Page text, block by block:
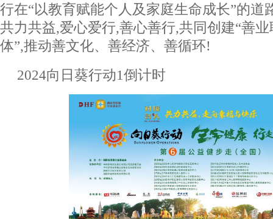
行在“以教育赋能个人及家庭生命成长”的道
共力共益,爱心爱行,善心善行,共同创建“善
体”,推动善文化、善经济、善循环!
2024向日葵行动1倒计时